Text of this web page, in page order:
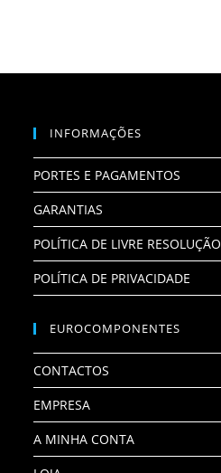
INFORMAÇÕES
PORTES E PAGAMENTOS
GARANTIAS
POLÍTICA DE LIVRE RESOLUÇÃO
POLÍTICA DE PRIVACIDADE
EUROCOMPONENTES
CONTACTOS
EMPRESA
A MINHA CONTA